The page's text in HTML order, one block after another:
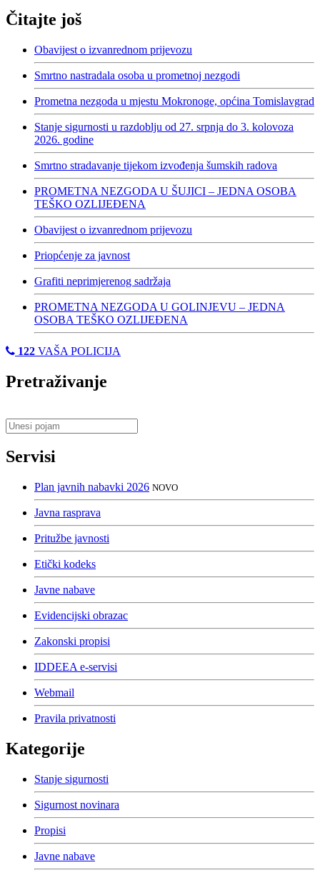
Čitajte još
Obavijest o izvanrednom prijevozu
Smrtno nastradala osoba u prometnoj nezgodi
Prometna nezgoda u mjestu Mokronoge, općina Tomislavgrad
Stanje sigurnosti u razdoblju od 27. srpnja do 3. kolovoza
2026. godine
Smrtno stradavanje tijekom izvođenja šumskih radova
PROMETNA NEZGODA U ŠUJICI – JEDNA OSOBA
TEŠKO OZLIJEĐENA
Obavijest o izvanrednom prijevozu
Priopćenje za javnost
Grafiti neprimjerenog sadržaja
PROMETNA NEZGODA U GOLINJEVU – JEDNA
OSOBA TEŠKO OZLIJEĐENA
122 VAŠA POLICIJA
Pretraživanje
Servisi
Plan javnih nabavki 2026 NOVO
Javna rasprava
Pritužbe javnosti
Etički kodeks
Javne nabave
Evidencijski obrazac
Zakonski propisi
IDDEEA e-servisi
Webmail
Pravila privatnosti
Kategorije
Stanje sigurnosti
Sigurnost novinara
Propisi
Javne nabave